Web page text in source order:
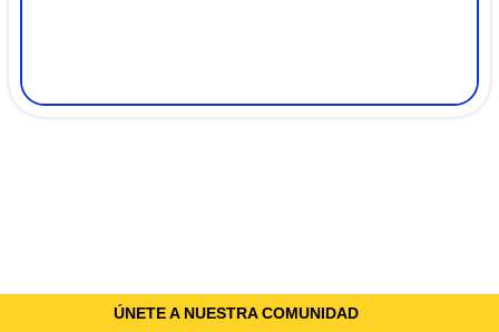
ÚNETE A NUESTRA COMUNIDAD